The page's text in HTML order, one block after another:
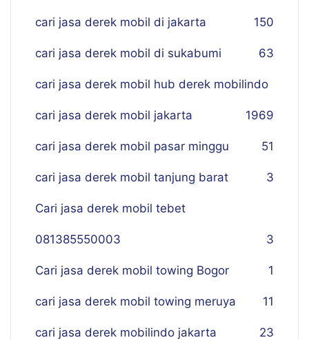
cari jasa derek mobil di jakarta 150
cari jasa derek mobil di sukabumi 63
cari jasa derek mobil hub derek mobilindo
69
cari jasa derek mobil jakarta 19
cari jasa derek mobil pasar minggu 51
cari jasa derek mobil tanjung barat 3
Cari jasa derek mobil tebet
081385550003 3
Cari jasa derek mobil towing Bogor 1
cari jasa derek mobil towing meruya 11
cari jasa derek mobilindo jakarta 23